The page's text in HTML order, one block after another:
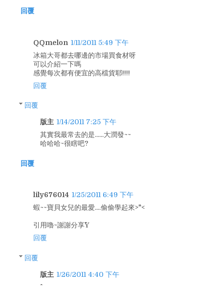
回覆
QQmelon 1/11/2011 5:49 下午
冰箱大哥都去哪邊的市場買食材呀
可以介紹一下嗎
感覺每次都有便宜的高檔貨耶!!!!
回覆
回覆
版主 1/14/2011 7:25 下午
其實我最常去的是......大潤發~~
哈哈哈~很瞎吧?
回覆
lily676014 1/25/2011 6:49 下午
蝦~~寶貝女兒的最愛....偷偷學起來>"<
引用嚕~謝謝分享^^Y
回覆
回覆
版主 1/26/2011 4:40 下午